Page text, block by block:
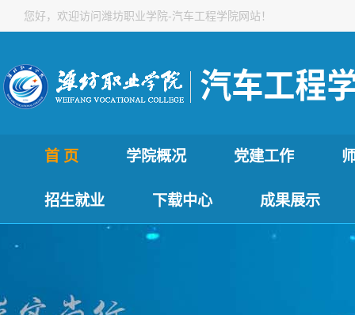
您好，欢迎访问潍坊职业学院-汽车工程学院网站！
首 页 学院概况 党建工作
招生就业 下载中心 成果展示